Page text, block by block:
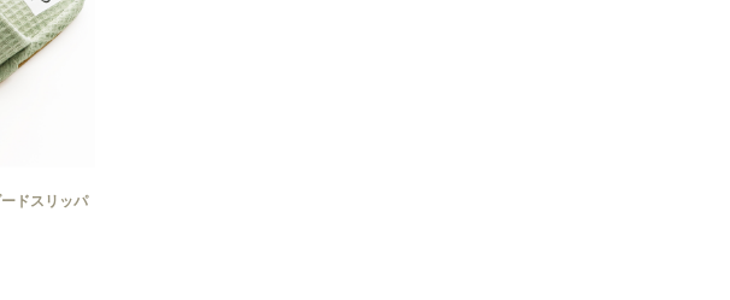
ドスリッパ